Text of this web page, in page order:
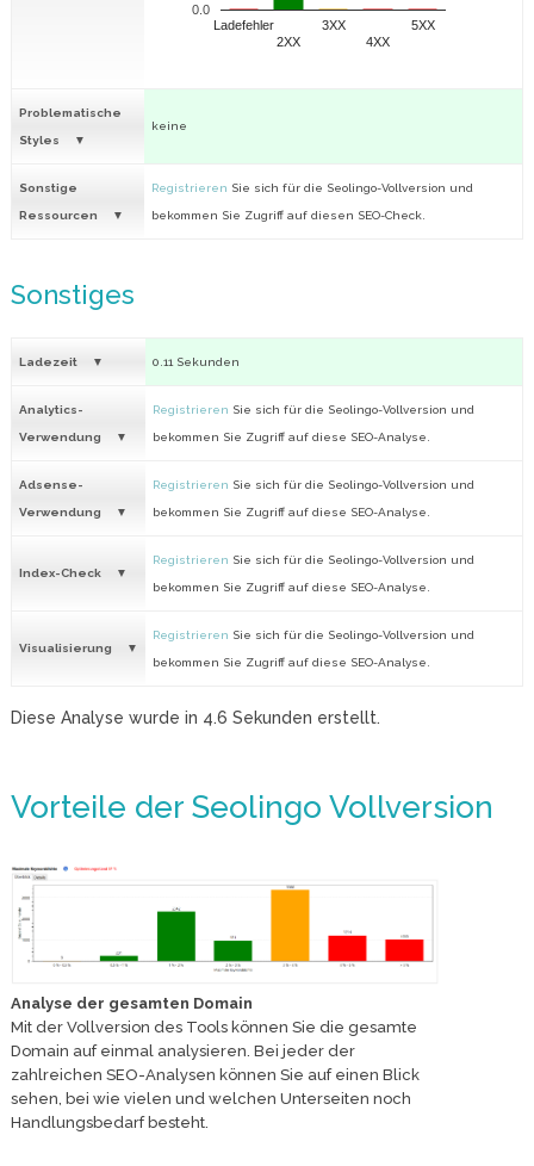
Ladefehler
2XX
3XX
4XX
5XX
0.0
Problematische
Styles
keine
Sonstige
Ressourcen
Registrieren Sie sich für die Seolingo-Vollversion und
bekommen Sie Zugriff auf diesen SEO-Check.
Sonstiges
Ladezeit 0.11 Sekunden
Analytics-
Verwendung
Registrieren Sie sich für die Seolingo-Vollversion und
bekommen Sie Zugriff auf diese SEO-Analyse.
Adsense-
Verwendung
Registrieren Sie sich für die Seolingo-Vollversion und
bekommen Sie Zugriff auf diese SEO-Analyse.
Index-Check
Registrieren Sie sich für die Seolingo-Vollversion und
bekommen Sie Zugriff auf diese SEO-Analyse.
Visualisierung
Registrieren Sie sich für die Seolingo-Vollversion und
bekommen Sie Zugriff auf diese SEO-Analyse.
Diese Analyse wurde in 4.6 Sekunden erstellt.
Vorteile der Seolingo Vollversion
Analyse der gesamten Domain
Mit der Vollversion des Tools können Sie die gesamte
Domain auf einmal analysieren. Bei jeder der
zahlreichen SEO-Analysen können Sie auf einen Blick
sehen, bei wie vielen und welchen Unterseiten noch
Handlungsbedarf besteht.